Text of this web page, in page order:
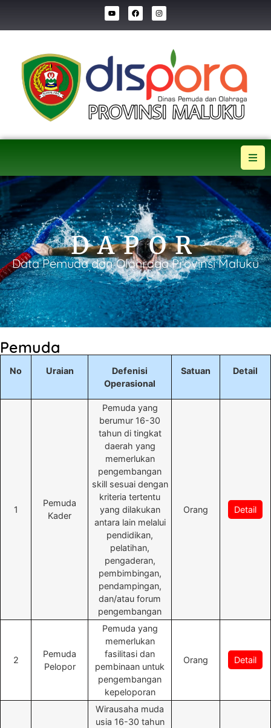
DAPOR
Data Pemuda dan Olahraga Provinsi Maluku
Pemuda
No Uraian
Defenisi
Operasional
Satuan Detail
1
Pemuda
Kader
Pemuda yang
berumur 16-30
tahun di tingkat
daerah yang
memerlukan
pengembangan
skill sesuai dengan
kriteria tertentu
yang dilakukan
antara lain melalui
pendidikan,
pelatihan,
pengaderan,
pembimbingan,
pendampingan,
dan/atau forum
pengembangan
Orang Detail
2
Pemuda
Pelopor
Pemuda yang
memerlukan
fasilitasi dan
pembinaan untuk
pengembangan
kepeloporan
Orang Detail
Wirausaha muda
usia 16-30 tahun